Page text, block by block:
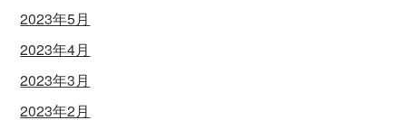
2023年5月
2023年4月
2023年3月
2023年2月